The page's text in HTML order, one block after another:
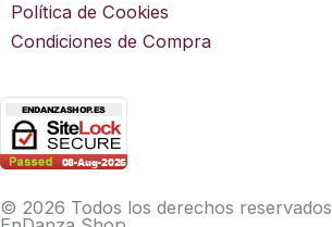
Política de Cookies
Condiciones de Compra
© 2026 Todos los derechos reservados